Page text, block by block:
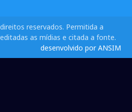
reservados. Permitida a
as mídias e citada a fonte.
desenvolvido por ANSIM